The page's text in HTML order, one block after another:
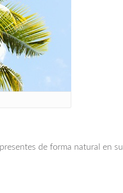
de forma natural en